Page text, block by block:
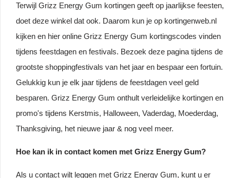
Terwijl Grizz Energy Gum kortingen geeft op jaarlijkse feesten,
doet deze winkel dat ook. Daarom kun je op kortingenweb.nl
kijken en hier online Grizz Energy Gum kortingscodes vinden
tijdens feestdagen en festivals. Bezoek deze pagina tijdens de
grootste shoppingfestivals van het jaar en bespaar een fortuin.
Gelukkig kun je elk jaar tijdens de feestdagen veel geld
besparen. Grizz Energy Gum onthult verleidelijke kortingen en
promo's tijdens Kerstmis, Halloween, Vaderdag, Moederdag,
Thanksgiving, het nieuwe jaar & nog veel meer.
Hoe kan ik in contact komen met Grizz Energy Gum?
Als u contact wilt leggen met Grizz Energy Gum, kunt u er